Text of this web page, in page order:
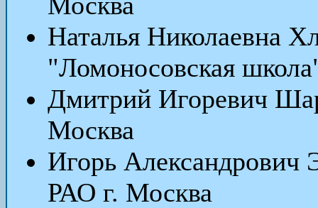
Наталья Николаевна
"Ломоносовская
Дмитрий Игоревич
Москва
Игорь
РАО г. Москва